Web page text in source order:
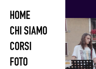
HOME
CHI SIAMO
CORSI
FOTO